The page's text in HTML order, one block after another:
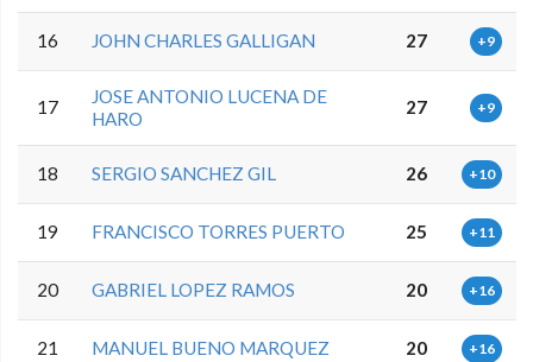
16 JOHN CHARLES GALLIGAN 27 +9
17
JOSE ANTONIO LUCENA DE
HARO
27 +9
18 SERGIO SANCHEZ GIL 26 +10
19 FRANCISCO TORRES PUERTO 25 +11
20 GABRIEL LOPEZ RAMOS 20 +16
21 MANUEL BUENO MARQUEZ 20 +16